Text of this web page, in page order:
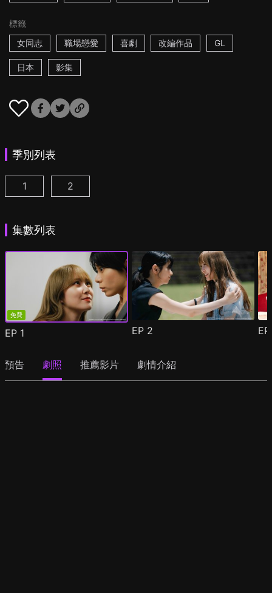
標籤
女同志
職場戀愛 喜劇 改編作品 GL
日本 影集
季別列表
彩香最愛弘子前輩 第1集
1 彩香最愛弘子前輩 第2季 第1集
2
集數列表
免費
EP 1 EP 2
預告 劇照 推薦影片 劇情介紹